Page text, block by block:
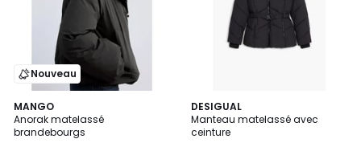
Nouveau
MANGO
Anorak matelassé
brandebourgs
2
Couleurs
DESIGUAL
Manteau matelassé avec
ceinture